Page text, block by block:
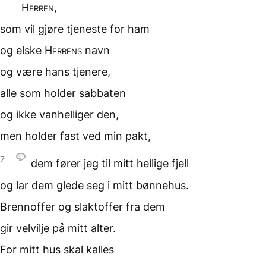
Herren,
som vil gjøre tjeneste for ham
og elske Herrens navn
og være hans tjenere,
alle som holder sabbaten
og ikke vanhelliger den,
men holder fast ved min pakt,
7 dem fører jeg til mitt hellige fjell
og lar dem glede seg i mitt bønnehus.
Brennoffer og slaktoffer fra dem
gir velvilje på mitt alter.
For mitt hus skal kalles